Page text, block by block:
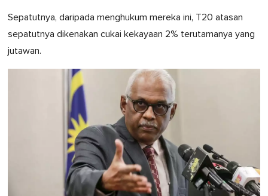
Sepatutnya, daripada menghukum mereka ini, T20 atasan
sepatutnya dikenakan cukai kekayaan 2% terutamanya yang
jutawan.